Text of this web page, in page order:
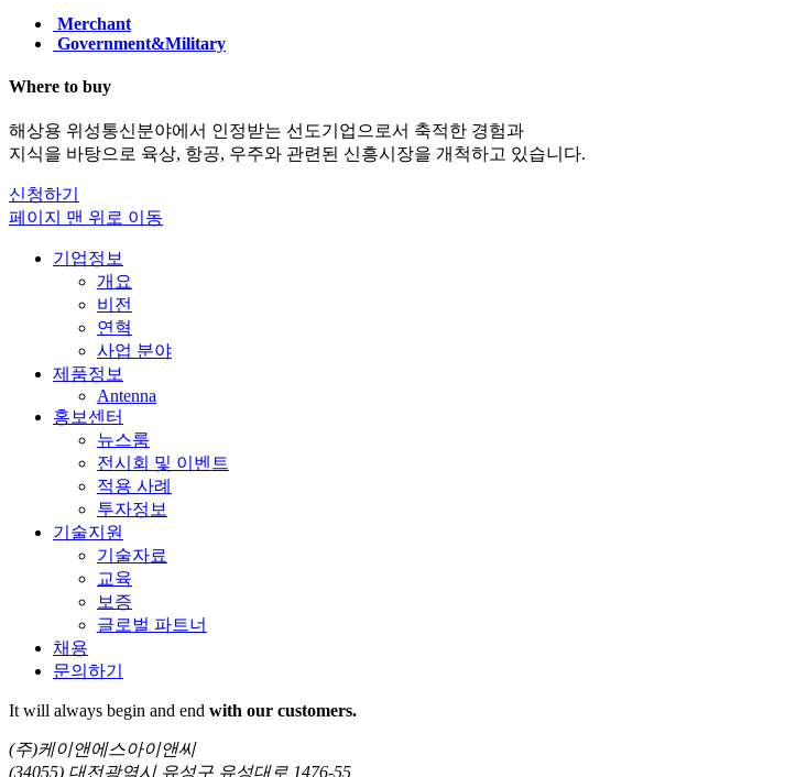
Merchant
Government&Military
Where to buy
해상용 위성통신분야에서 인정받는 선도기업으로서 축적한 경험과
지식을 바탕으로 육상, 항공, 우주와 관련된 신흥시장을 개척하고 있습니다.
신청하기
페이지 맨 위로 이동
기업정보
개요
비전
연혁
사업 분야
제품정보
Antenna
홍보센터
뉴스룸
전시회 및 이벤트
적용 사례
투자정보
기술지원
기술자료
교육
보증
글로벌 파트너
채용
문의하기
It will always begin and end with our customers.
(주)케이앤에스아이앤씨
(34055) 대전광역시 유성구 유성대로 1476-55